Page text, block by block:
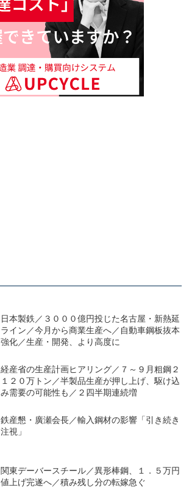
日本製鉄／３０００億円投じた名古屋・新熱延
ライン／今月から商業生産へ／自動車鋼板抜本
強化／生産・開発、より高度に
経産省の生産計画ヒアリング／７～９月粗鋼２
１２０万トン／半製品生産が押し上げ、駆け込
み需要の可能性も／２四半期連続増
鉄産懇・廣瀬会長／輸入鋼材の影響「引き続き
注視」
関東デーバースチール／異形棒鋼、１．５万円
値上げ完遂へ／積み残し分の転嫁急ぐ